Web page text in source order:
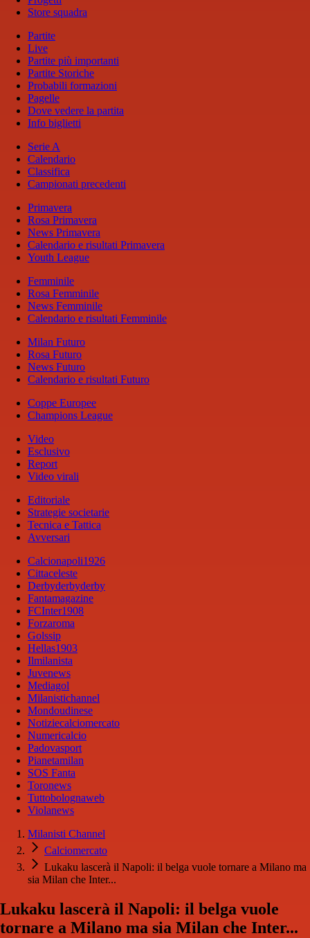
Store squadra
Partite
Live
Partite più importanti
Partite Storiche
Probabili formazioni
Pagelle
Dove vedere la partita
Info biglietti
Serie A
Calendario
Classifica
Campionati precedenti
Primavera
Rosa Primavera
News Primavera
Calendario e risultati Primavera
Youth League
Femminile
Rosa Femminile
News Femminile
Calendario e risultati Femminile
Milan Futuro
Rosa Futuro
News Futuro
Calendario e risultati Futuro
Coppe Europee
Champions League
Video
Esclusivo
Report
Video virali
Editoriale
Strategie societarie
Tecnica e Tattica
Avversari
Calcionapoli1926
Cittaceleste
Derbyderbyderby
Fantamagazine
FCInter1908
Forzaroma
Golssip
Hellas1903
Ilmilanista
Juvenews
Mediagol
Milanistichannel
Mondoudinese
Notiziecalciomercato
Numericalcio
Padovasport
Pianetamilan
SOS Fanta
Toronews
Tuttobolognaweb
Violanews
Milanisti Channel
Calciomercato
Lukaku lascerà il Napoli: il belga vuole tornare a Milano ma
sia Milan che Inter...
Lukaku lascerà il Napoli: il belga vuole
tornare a Milano ma sia Milan che Inter...